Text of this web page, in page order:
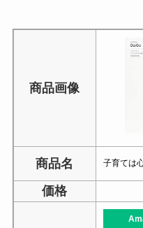
商品画像
商品名 子育ては
価格